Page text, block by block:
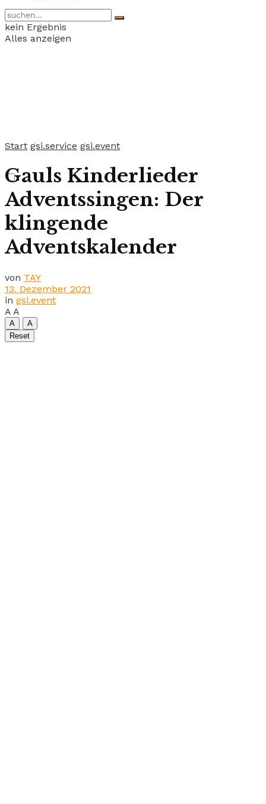
kein Ergebnis
Alles anzeigen
Start gsi.service gsi.event
Gauls Kinderlieder
Adventssingen: Der
klingende
Adventskalender
von TAY
13. Dezember 2021
in gsi.event
A A
A
A
Reset